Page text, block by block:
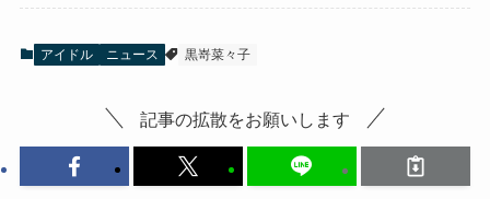
アイドル ニュース 黒嵜菜々子
記事の拡散をお願いします